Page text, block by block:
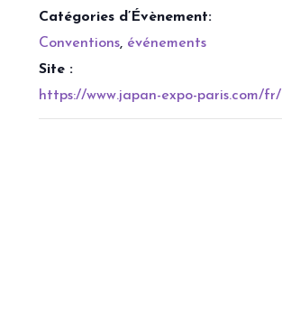
Catégories d’Évènement:
Conventions, événements
Site :
https://www.japan-expo-paris.com/fr/